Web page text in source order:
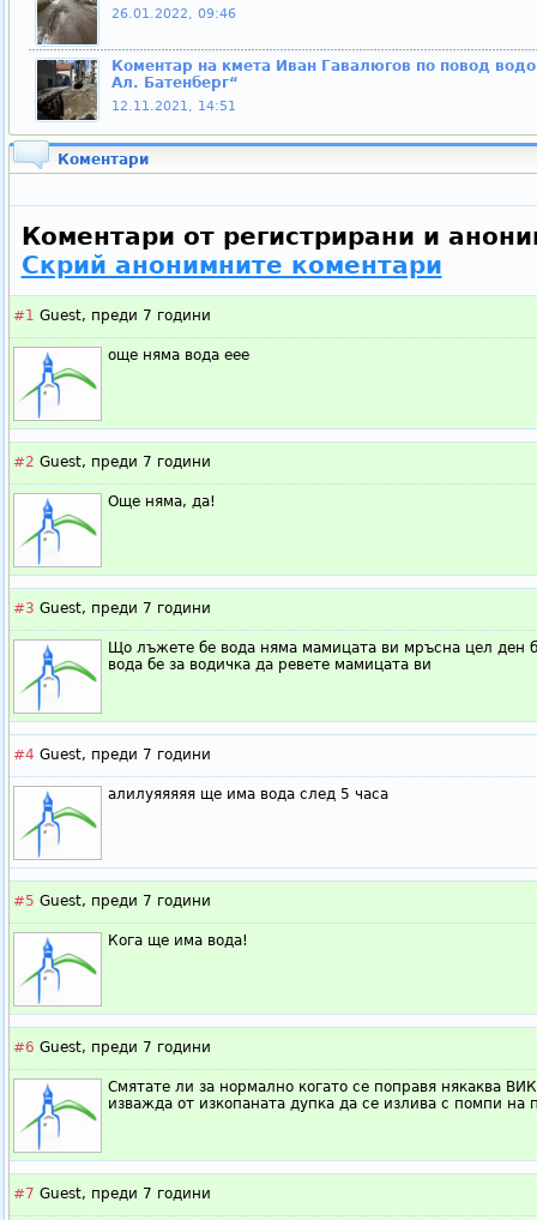
26.01.2022, 09:46
Коментар на кмета Иван Гавалюгов по повод
Ал. Батенберг“
12.11.2021, 14:51
Коментари
Коментари от регистрирани и
Скрий анонимните коментари
#1 Guest, преди 7 години
още няма вода еее
#2 Guest, преди 7 години
Още няма, да!
#3 Guest, преди 7 години
Що лъжете бе вода няма мамицата ви мръсна цел ден
вода бе за водичка да ревете мамицата ви
#4 Guest, преди 7 години
алилуяяяяя ще има вода след 5 часа
#5 Guest, преди 7 години
Кога ще има вода!
#6 Guest, преди 7 години
Смятате ли за нормално когато се поправя някаква
изважда от изкопаната дупка да се излива с помпи на
#7 Guest, преди 7 години